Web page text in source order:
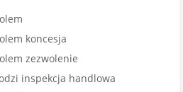
koncesja
zezwolenie
inspekcja handlowa